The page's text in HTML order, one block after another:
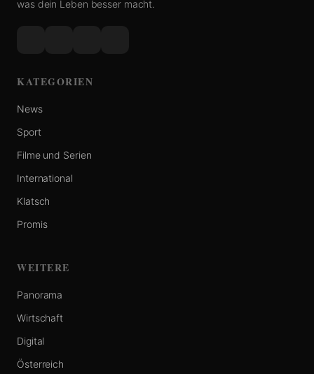
was dein Leben besser macht.
KATEGORIEN
News
Sport
Filme und Serien
International
Klatsch
Promis
WEITERE
Panorama
Wirtschaft
Digital
Österreich